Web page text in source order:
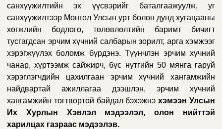
санхүүжилтийн эх үүсвэрийг баталгаажуулж, уг
санхүүжилтээр Монгол Улсын урт болон дунд хугацааны
хөгжлийн бодлого, төлөвлөлтийн баримт бичигт
тусгагдсан эрчим хүчний салбарын зорилт, арга хэмжээг
хэрэгжүүлэх боломж бүрдэнэ. Түүнчлэн эрчим хүчний
чанар, хүртээмж сайжирч, бүс нутгийн 50 мянга гаруй
хэрэглэгчдийн цахилгаан эрчим хүчний хангамжийн
найдвартай ажиллагаа дээшлэн, эрчим хүчний
хангамжийн тогтвортой байдал бэхэжнэхэмээн Улсын
Их Хурлын Хэвлэл мэдээлэл, олон нийттэй
харилцах газраас мэдээлэв.